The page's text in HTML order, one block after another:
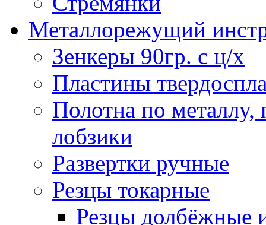
Металлорежущий
Зенкеры 90гр. с ц/х
Пластины
Полотна по
лобзики
Развертки ручные
Резцы токарные
Резцы долбёжные